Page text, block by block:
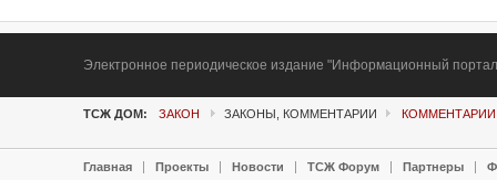
Электронное периодическое издание "Информационный
ТСЖ ДОМ: ЗАКОН ЗАКОНЫ, КОММЕНТАРИИ
Главная Проекты Новости ТСЖ Форум Партнеры